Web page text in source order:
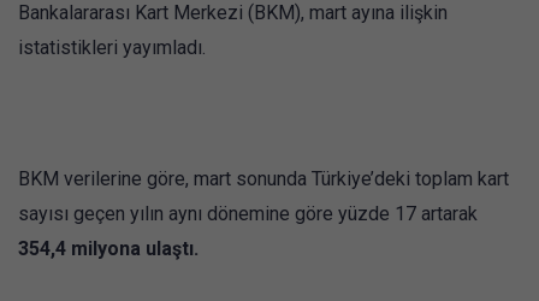
Bankalararası Kart Merkezi (BKM), mart ayına ilişkin
istatistikleri yayımladı.
BKM verilerine göre, mart sonunda Türkiye’deki toplam kart
sayısı geçen yılın aynı dönemine göre yüzde 17 artarak
354,4 milyona ulaştı.